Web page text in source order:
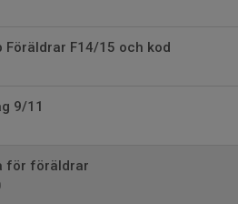
Föräldrar F14/15 och kod
9/11
för föräldrar